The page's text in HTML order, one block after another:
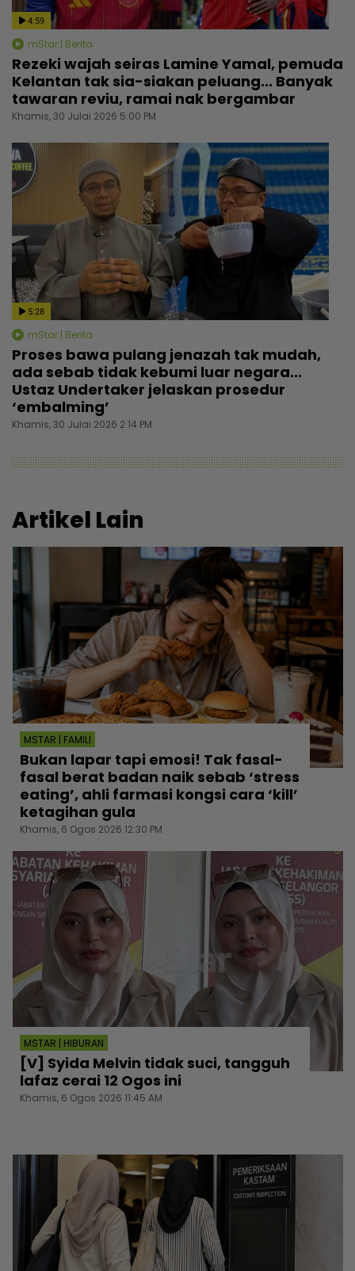
4:59
mStar | Berita
Rezeki wajah seiras Lamine Yamal, pemuda
Kelantan tak sia-siakan peluang... Banyak
tawaran reviu, ramai nak bergambar
Khamis, 30 Julai 2026 5:00 PM
5:28
mStar | Berita
Proses bawa pulang jenazah tak mudah,
ada sebab tidak kebumi luar negara...
Ustaz Undertaker jelaskan prosedur
‘embalming’
Khamis, 30 Julai 2026 2:14 PM
Artikel Lain
MSTAR | FAMILI
Bukan lapar tapi emosi! Tak fasal-
fasal berat badan naik sebab ‘stress
eating’, ahli farmasi kongsi cara ‘kill’
ketagihan gula
Khamis, 6 Ogos 2026 12:30 PM
MSTAR | HIBURAN
[V] Syida Melvin tidak suci, tangguh
lafaz cerai 12 Ogos ini
Khamis, 6 Ogos 2026 11:45 AM